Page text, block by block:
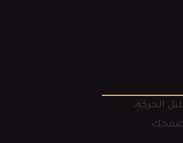
الحركة،